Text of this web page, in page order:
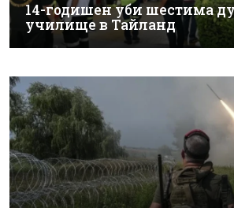
14-годишен уби шестима
училище в Тайланд